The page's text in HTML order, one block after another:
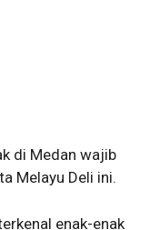
di Medan wajib
Melayu Deli ini.
enak-enak